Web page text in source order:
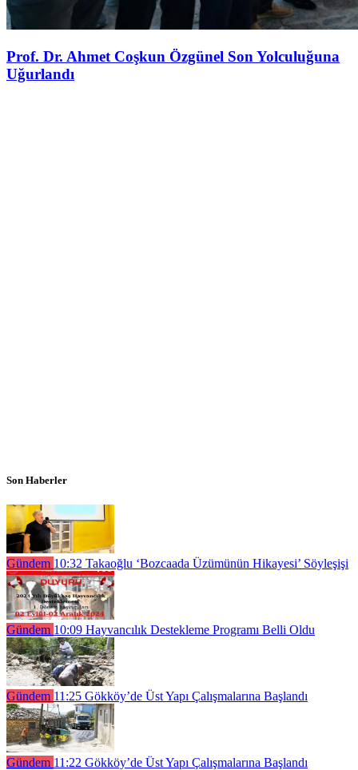
Prof. Dr. Ahmet Coşkun Özgünel Son Yolculuğuna
Uğurlandı
Son Haberler
Gündem 10:32 Takaoğlu ‘Bozcaada Üzümünün Hikayesi’ Söyleşişi
Gündem 10:09 Hayvancılık Destekleme Programı Belli Oldu
Gündem 11:25 Gökköy’de Üst Yapı Çalışmalarına Başlandı
Gündem 11:22 Gökköy’de Üst Yapı Çalışmalarına Başlandı